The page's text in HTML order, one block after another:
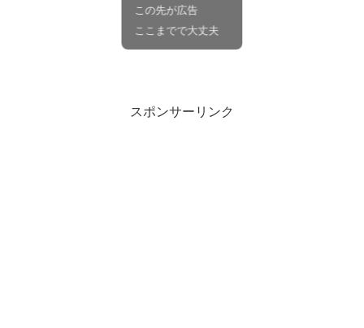
スポンサーリンク
この先が広告
ここまでで大丈夫